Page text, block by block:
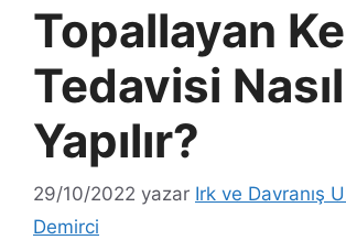
Topallayan
Tedavisi Nasıl
Yapılır?
29/10/2022 yazar Irk ve Davranış
Demirci